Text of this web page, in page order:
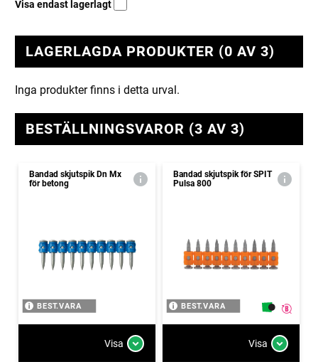
Visa endast lagerlagt
LAGERLAGDA PRODUKTER (0 AV 3)
Inga produkter finns i detta urval.
BESTÄLLNINGSVAROR (3 AV 3)
Bandad skjutspik Dn Mx
för betong
BEST.VARA
Visa
Bandad skjutspik för SPIT
Pulsa 800
BEST.VARA
Visa